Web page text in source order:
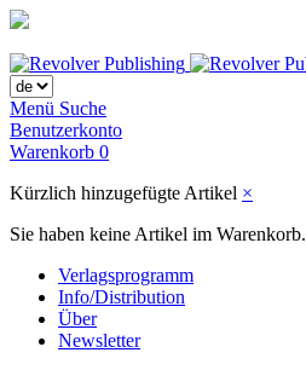
Menü Suche
Benutzerkonto
Warenkorb 0
Kürzlich hinzugefügte Artikel ×
Sie haben keine Artikel im Warenkorb.
Verlagsprogramm
Info/Distribution
Über
Newsletter